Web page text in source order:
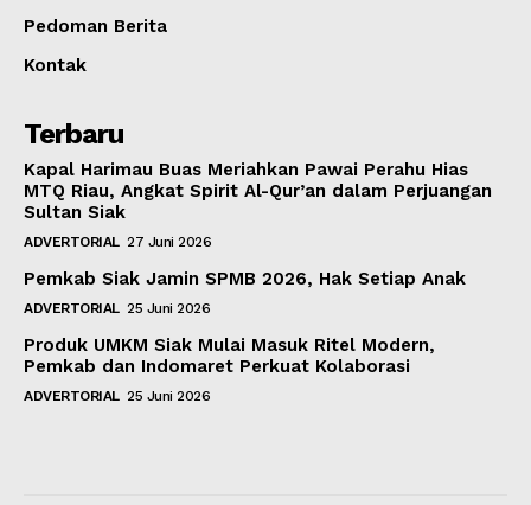
Pedoman Berita
Kontak
Terbaru
Kapal Harimau Buas Meriahkan Pawai Perahu Hias
MTQ Riau, Angkat Spirit Al-Qur’an dalam Perjuangan
Sultan Siak
ADVERTORIAL 27 Juni 2026
Pemkab Siak Jamin SPMB 2026, Hak Setiap Anak
ADVERTORIAL 25 Juni 2026
Produk UMKM Siak Mulai Masuk Ritel Modern,
Pemkab dan Indomaret Perkuat Kolaborasi
ADVERTORIAL 25 Juni 2026